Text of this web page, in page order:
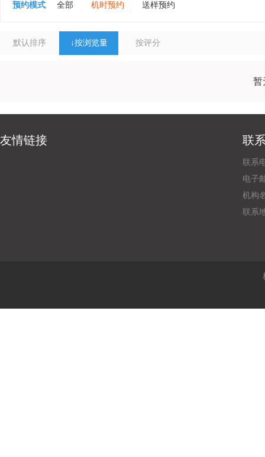
预约模式 全部 机时预约 送样预约
默认排序 ↓按浏览量 按评分
暂
友情链接 联
联系
电子
机构
联系